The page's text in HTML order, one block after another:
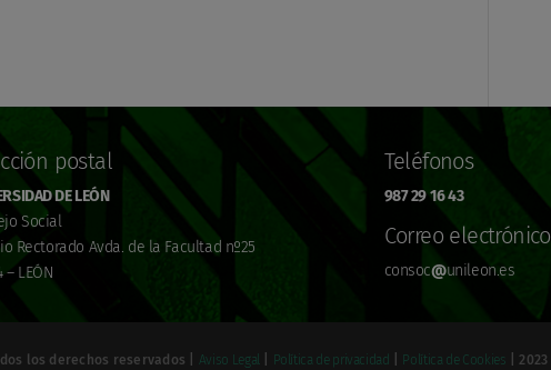
postal
DE LEÓN
Social
Rectorado Avda. de la Facultad nº25
– LEÓN
Teléfonos
987 29 16 43
Correo electrónico
consoc@unileon.es
los derechos reservados | Aviso Legal Política de privacidad Política de Cookies | 2023